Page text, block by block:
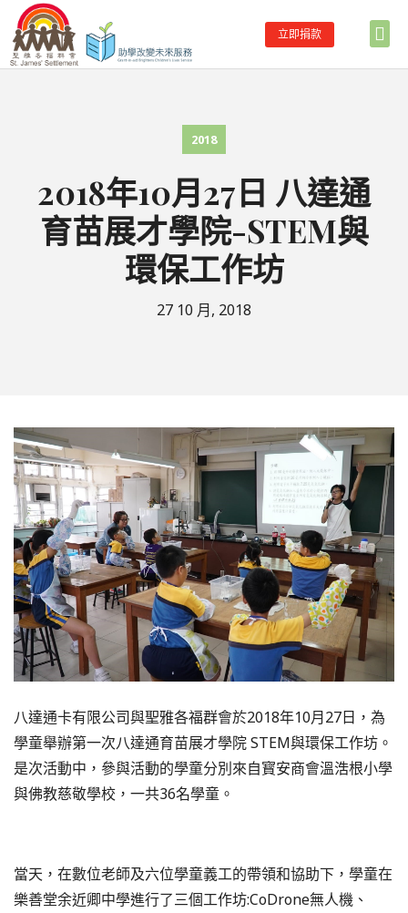
立即捐款
2018
2018年10月27日 八達通
育苗展才學院-STEM與
環保工作坊
27 10 月, 2018
八達通卡有限公司與聖雅各福群會於2018年10月27日，為
學童舉辦第一次八達通育苗展才學院 STEM與環保工作坊。
是次活動中，參與活動的學童分別來自寳安商會溫浩根小學
與佛教慈敬學校，一共36名學童。
當天，在數位老師及六位學童義工的帶領和協助下，學童在
樂善堂余近卿中學進行了三個工作坊:CoDrone無人機、